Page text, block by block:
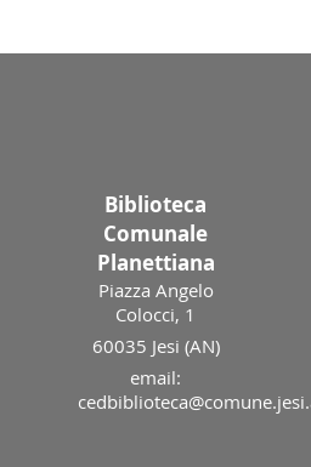
Biblioteca
Comunale
Planettiana
Piazza Angelo
Colocci, 1
60035 Jesi (AN)
email: